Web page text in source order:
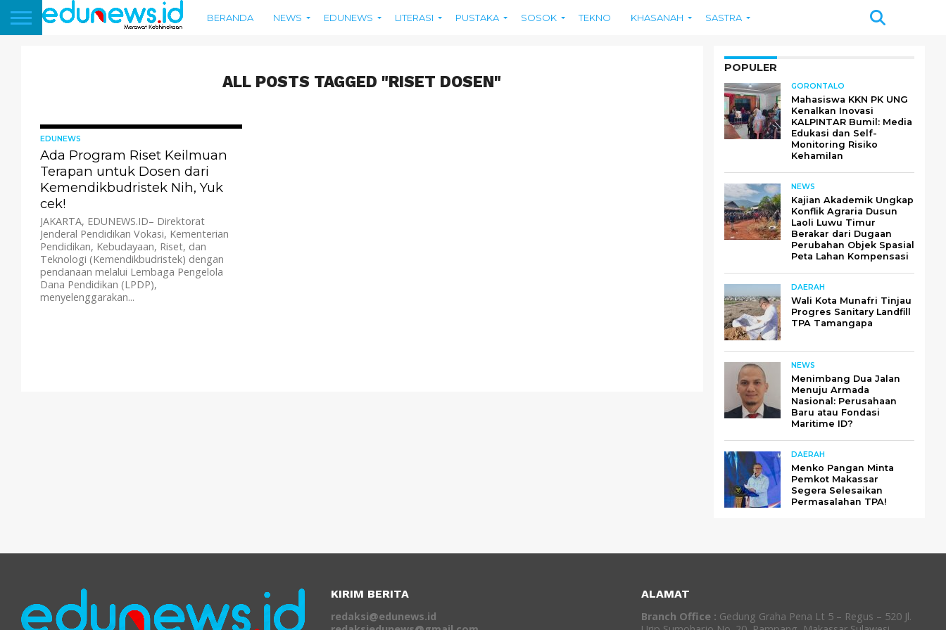
BERANDA NEWS EDUNEWS LITERASI PUSTAKA SOSOK TEKNO KHASANAH SASTRA
ALL POSTS TAGGED "RISET DOSEN"
EDUNEWS
Ada Program Riset Keilmuan
Terapan untuk Dosen dari
Kemendikbudristek Nih, Yuk
cek!
JAKARTA, EDUNEWS.ID– Direktorat
Jenderal Pendidikan Vokasi, Kementerian
Pendidikan, Kebudayaan, Riset, dan
Teknologi (Kemendikbudristek) dengan
pendanaan melalui Lembaga Pengelola
Dana Pendidikan (LPDP),
menyelenggarakan...
POPULER
GORONTALO
Mahasiswa KKN PK UNG
Kenalkan Inovasi
KALPINTAR Bumil: Media
Edukasi dan Self-
Monitoring Risiko
Kehamilan
NEWS
Kajian Akademik Ungkap
Konflik Agraria Dusun
Laoli Luwu Timur
Berakar dari Dugaan
Perubahan Objek Spasial
Peta Lahan Kompensasi
DAERAH
Wali Kota Munafri Tinjau
Progres Sanitary Landfill
TPA Tamangapa
NEWS
Menimbang Dua Jalan
Menuju Armada
Nasional: Perusahaan
Baru atau Fondasi
Maritime ID?
DAERAH
Menko Pangan Minta
Pemkot Makassar
Segera Selesaikan
Permasalahan TPA!
KIRIM BERITA
redaksi@edunews.id
ALAMAT
Branch Office : Gedung Graha Pena Lt 5 – Regus – 520 Jl.